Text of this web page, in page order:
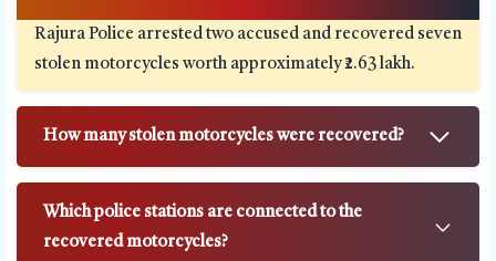
Rajura Police arrested two accused and recovered seven
stolen motorcycles worth approximately ₹2.63 lakh.
How many stolen motorcycles were recovered?
Which police stations are connected to the
recovered motorcycles?